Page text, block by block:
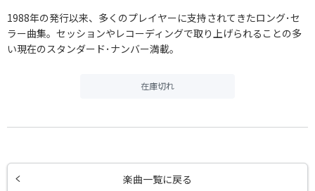
1988年の発行以来、多くのプレイヤーに支持されてきたロング･セ
ラー曲集。セッションやレコーディングで取り上げられることの多
い現在のスタンダード･ナンバー満載。
在庫切れ
楽曲一覧に戻る